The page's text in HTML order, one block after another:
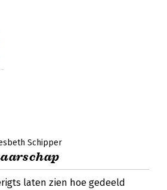
Schipper
laten zien hoe gedeeld